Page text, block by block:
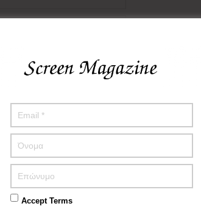
τον πλοηγό για την επόμενη φορά που θα
Accept Terms